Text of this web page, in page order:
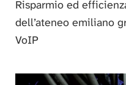
Risparmio ed
dell’ateneo emiliano
VoIP